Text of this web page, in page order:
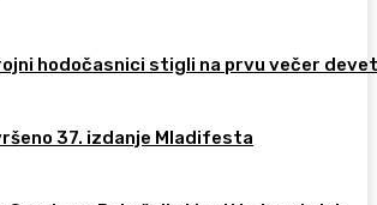
hodočasnici stigli na prvu večer
37. izdanje Mladifesta